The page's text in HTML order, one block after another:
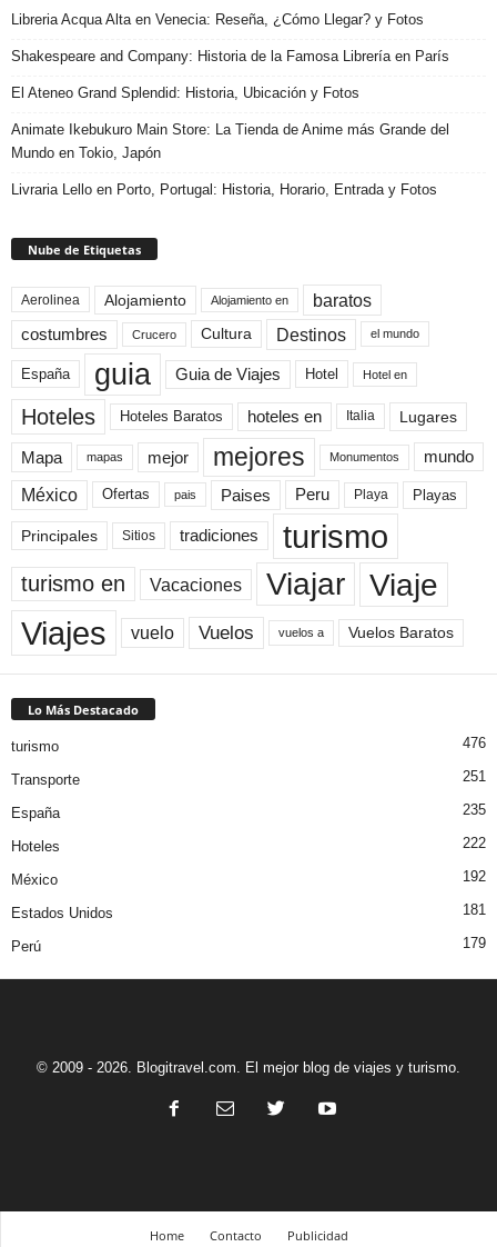
Libreria Acqua Alta en Venecia: Reseña, ¿Cómo Llegar? y Fotos
Shakespeare and Company: Historia de la Famosa Librería en París
El Ateneo Grand Splendid: Historia, Ubicación y Fotos
Animate Ikebukuro Main Store: La Tienda de Anime más Grande del
Mundo en Tokio, Japón
Livraria Lello en Porto, Portugal: Historia, Horario, Entrada y Fotos
Nube de Etiquetas
Aerolinea Alojamiento Alojamiento en baratos
costumbres Crucero Cultura Destinos el mundo
España guia Guia de Viajes Hotel Hotel en
Hoteles Hoteles Baratos hoteles en Italia Lugares
Mapa mapas mejor mejores Monumentos mundo
México Ofertas pais Paises Peru Playa Playas
Principales Sitios tradiciones turismo
turismo en Vacaciones Viajar Viaje
Viajes vuelo Vuelos vuelos a Vuelos Baratos
Lo Más Destacado
turismo 476
Transporte 251
España 235
Hoteles 222
México 192
Estados Unidos 181
Perú 179
© 2009 - 2026. Blogitravel.com. El mejor blog de viajes y turismo.
Home Contacto Publicidad